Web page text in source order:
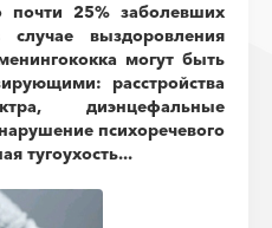
почти 25% заболевших
выздоровления
могут быть
расстройства
диэнцефальные
психоречевого
тугоухость...